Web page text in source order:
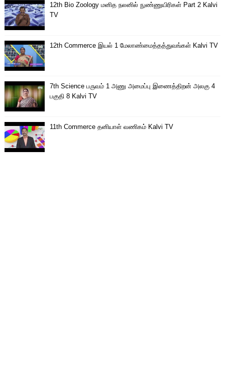
12th Bio Zoology மனித நலனில் நுண்ணுயிரிகள் Part 2 Kalvi
TV
12th Commerce இயல் 1 மேலாண்மைத்தத்துவங்கள் Kalvi TV
7th Science பருவம் 1 அணு அமைப்பு இணைத்திறன் அலகு 4
பகுதி 8 Kalvi TV
11th Commerce தனியாள் வணிகம் Kalvi TV